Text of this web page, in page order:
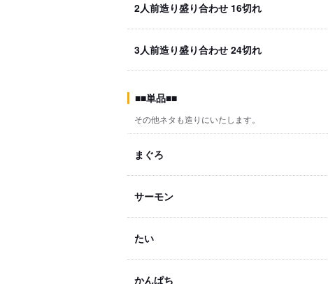
2人前造り盛り合わせ 16切れ
3人前造り盛り合わせ 24切れ
■■単品■■
その他ネタも造りにいたします。
まぐろ
サーモン
たい
かんぱち